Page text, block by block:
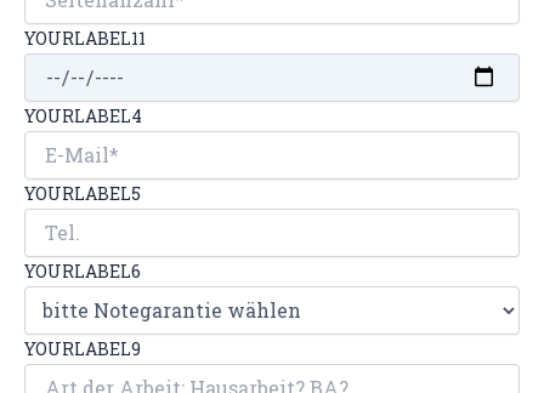
YOURLABEL11
YOURLABEL4
YOURLABEL5
YOURLABEL6
YOURLABEL9